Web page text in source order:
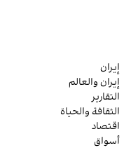
إيران
إيران والعالم
التقارير
الثقافة والحياة
اقتصاد
أسواق